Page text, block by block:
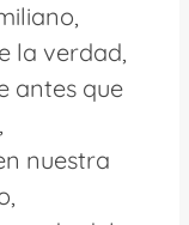
la verdad,
antes que
nuestra